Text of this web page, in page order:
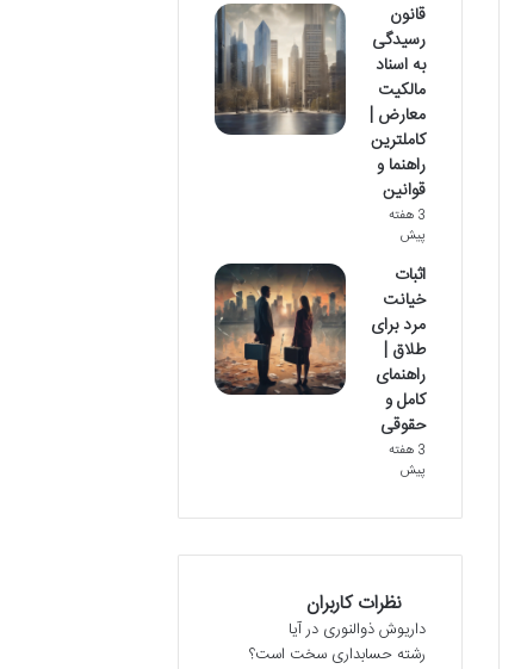
قانون
رسیدگی
به اسناد
مالکیت
معارض |
کاملترین
راهنما و
قوانین
3 هفته
پیش
اثبات
خیانت
مرد برای
طلاق |
راهنمای
کامل و
حقوقی
3 هفته
پیش
نظرات کاربران
داریوش ذوالنوری درآیا
رشته حسابداری سخت است؟